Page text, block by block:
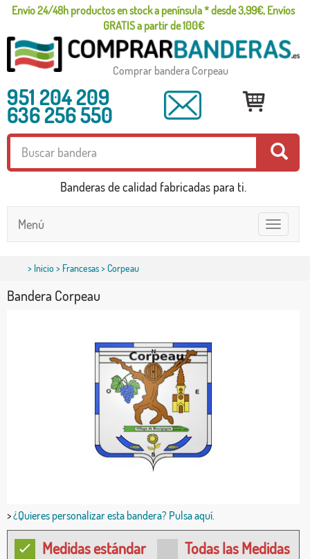
Envío 24/48h productos en stock a península * desde 3,99€, Envíos
GRATIS a partir de 100€
Comprar bandera Corpeau
951 204 209
636 256 550
Banderas de calidad fabricadas para ti.
Toggle
navigation
Menú
> Inicio> Francesas> Corpeau
Bandera Corpeau
>¿Quieres personalizar esta bandera? Pulsa aquí.
Medidas estándar Todas las Medidas